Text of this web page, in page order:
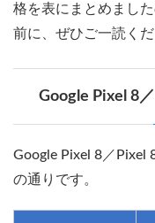
格を表にまとめまし
前に、ぜひご一読くだ
Google Pixel 8
Google Pixel 8／Pixel
の通りです。